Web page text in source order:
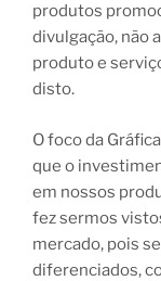
produtos
divulgação, não
produto e
disto.
O foco da Gráfica
que o
em nossos
fez sermos
mercado, pois
diferenciados,